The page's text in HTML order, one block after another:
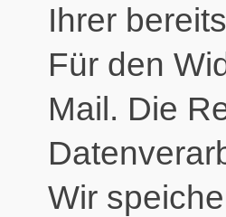
Ihrer
Für den
Mail. Die
Wir